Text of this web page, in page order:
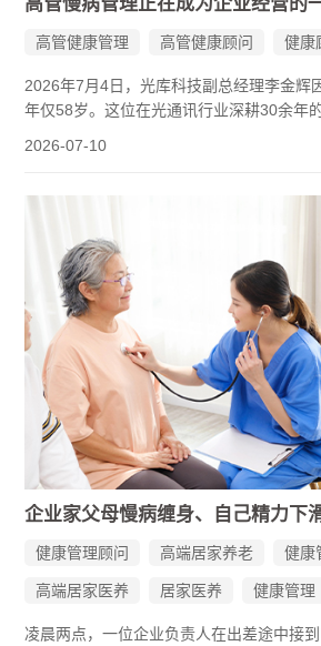
高管健康管理 高管健康顾问 健康
2026年7月4日，光库科技副总经理李金辉
年仅58岁。这位在光通讯行业深耕30余年
两件事放在一起看，一个现实变得清晰起
正在从个人健康议题，上升为影响企业战
组织议题。
2026-07-10
健康管理顾问 高端居家养老 健康
高端居家医养 居家医养 健康管理
凌晨两点，一位企业负责人在出差途中接